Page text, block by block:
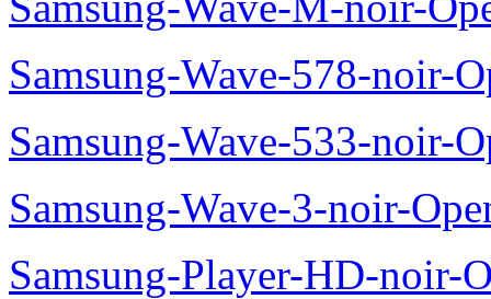
Samsung-Wave-578-noir-
Samsung-Wave-533-noir-
Samsung-Wave-3-noir-
Samsung-Player-HD-noir-